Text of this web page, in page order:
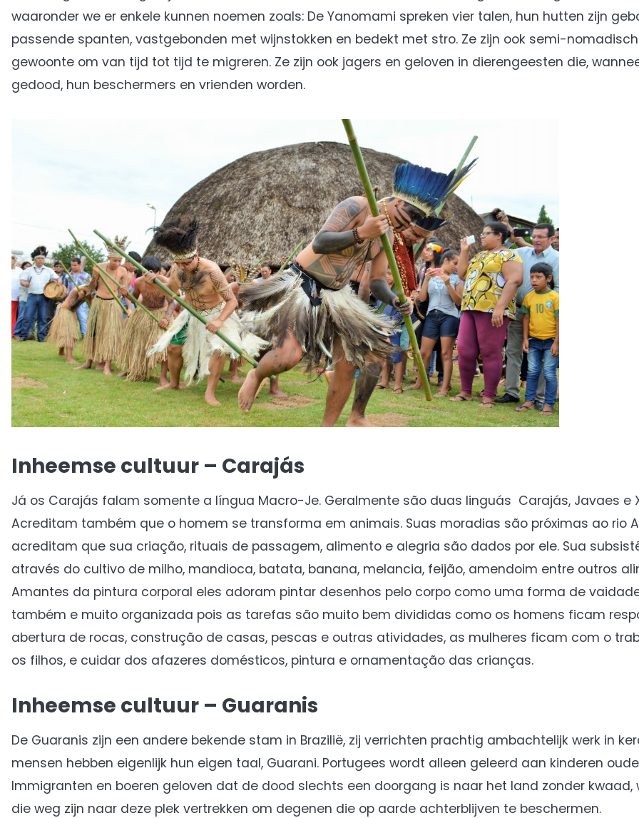
waaronder we er enkele kunnen noemen zoals: De Yanomami spreken vier talen, hun hutten zijn
passende spanten, vastgebonden met wijnstokken en bedekt met stro. Ze zijn ook semi-
gewoonte om van tijd tot tijd te migreren. Ze zijn ook jagers en geloven in dierengeesten die,
gedood, hun beschermers en vrienden worden.
Inheemse cultuur – Carajás
Já os Carajás falam somente a língua Macro-Je. Geralmente são duas linguás Carajás, Javaes e
Acreditam também que o homem se transforma em animais. Suas moradias são próximas ao rio
acreditam que sua criação, rituais de passagem, alimento e alegria são dados por ele. Sua
através do cultivo de milho, mandioca, batata, banana, melancia, feijão, amendoim entre outros
Amantes da pintura corporal eles adoram pintar desenhos pelo corpo como uma forma de
também e muito organizada pois as tarefas são muito bem divididas como os homens ficam
abertura de rocas, construção de casas, pescas e outras atividades, as mulheres ficam com o
os filhos, e cuidar dos afazeres domésticos, pintura e ornamentação das crianças.
Inheemse cultuur – Guaranis
De Guaranis zijn een andere bekende stam in Brazilië, zij verrichten prachtig ambachtelijk werk in
mensen hebben eigenlijk hun eigen taal, Guarani. Portugees wordt alleen geleerd aan kinderen
Immigranten en boeren geloven dat de dood slechts een doorgang is naar het land zonder kwaad,
die weg zijn naar deze plek vertrekken om degenen die op aarde achterblijven te beschermen.